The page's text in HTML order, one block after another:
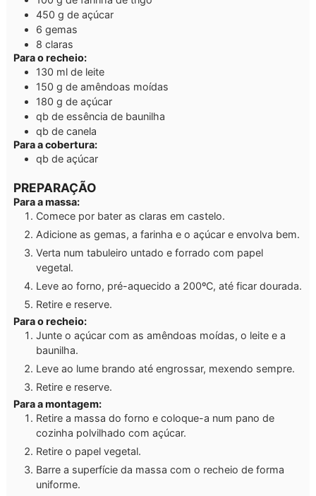
450 g de açúcar
6 gemas
8 claras
Para o recheio:
130 ml de leite
150 g de amêndoas moídas
180 g de açúcar
qb de essência de baunilha
qb de canela
Para a cobertura:
qb de açúcar
PREPARAÇÃO
Para a massa:
Comece por bater as claras em castelo.
Adicione as gemas, a farinha e o açúcar e envolva bem.
Verta num tabuleiro untado e forrado com papel
vegetal.
Leve ao forno, pré-aquecido a 200ºC, até ficar dourada.
Retire e reserve.
Para o recheio:
Junte o açúcar com as amêndoas moídas, o leite e a
baunilha.
Leve ao lume brando até engrossar, mexendo sempre.
Retire e reserve.
Para a montagem:
Retire a massa do forno e coloque-a num pano de
cozinha polvilhado com açúcar.
Retire o papel vegetal.
Barre a superfície da massa com o recheio de forma
uniforme.